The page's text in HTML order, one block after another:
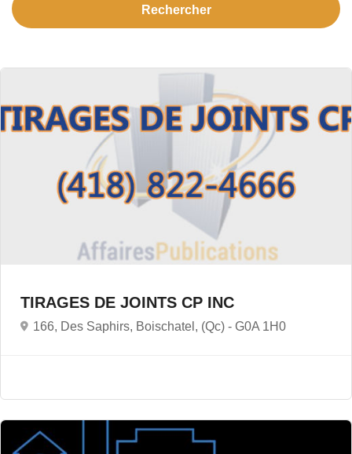
TIRAGES DE JOINTS CP INC
166, Des Saphirs, Boischatel, (Qc) - G0A 1H0